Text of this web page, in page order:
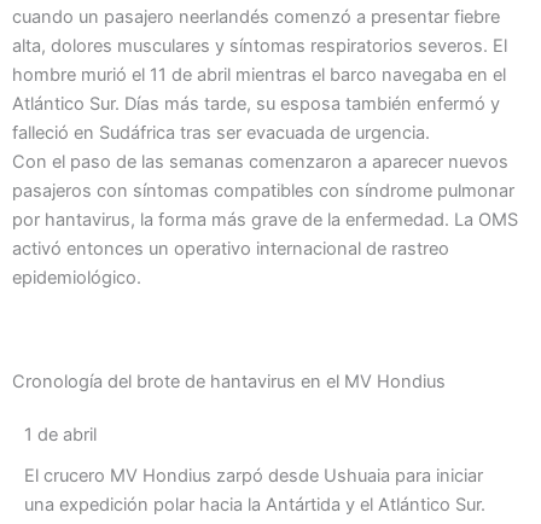
cuando un pasajero neerlandés comenzó a presentar fiebre
alta, dolores musculares y síntomas respiratorios severos. El
hombre murió el 11 de abril mientras el barco navegaba en el
Atlántico Sur. Días más tarde, su esposa también enfermó y
falleció en Sudáfrica tras ser evacuada de urgencia.
Con el paso de las semanas comenzaron a aparecer nuevos
pasajeros con síntomas compatibles con síndrome pulmonar
por hantavirus, la forma más grave de la enfermedad. La OMS
activó entonces un operativo internacional de rastreo
epidemiológico.
Cronología del brote de hantavirus en el MV Hondius
1 de abril
El crucero MV Hondius zarpó desde Ushuaia para iniciar
una expedición polar hacia la Antártida y el Atlántico Sur.